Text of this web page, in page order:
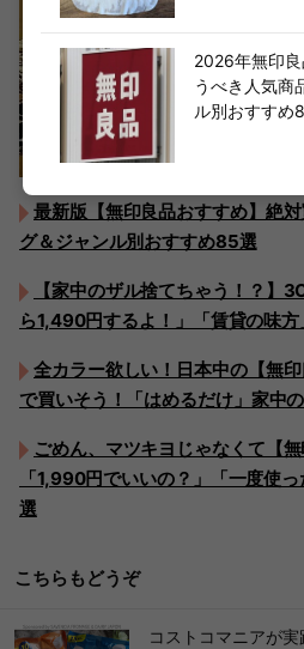
最新版【無印良品おすすめ】絶
グ＆ジャンル別おすすめ85選
【家中のザル捨てちゃう！？】
ら1,490円するよ！」「賃貸の味
全カラー欲しい！日本中の【無
で買いそう！「はめるだけ」家中
ごめん、マツキヨじゃなくて【
「1,990円でいいの？」「一度使
選
こちらもどうぞ
コストコマニアが
2026年無印
うべき人気商
ル別おすすめ